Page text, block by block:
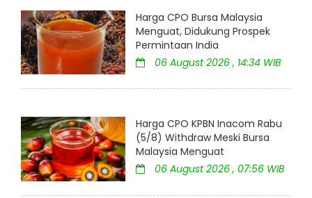
Harga CPO Bursa Malaysia
Menguat, Didukung Prospek
Permintaan India
06 August 2026 , 14:34 WIB
Harga CPO KPBN Inacom Rabu
(5/8) Withdraw Meski Bursa
Malaysia Menguat
06 August 2026 , 07:56 WIB